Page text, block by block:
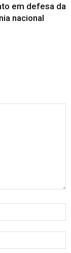
em defesa da
nacional